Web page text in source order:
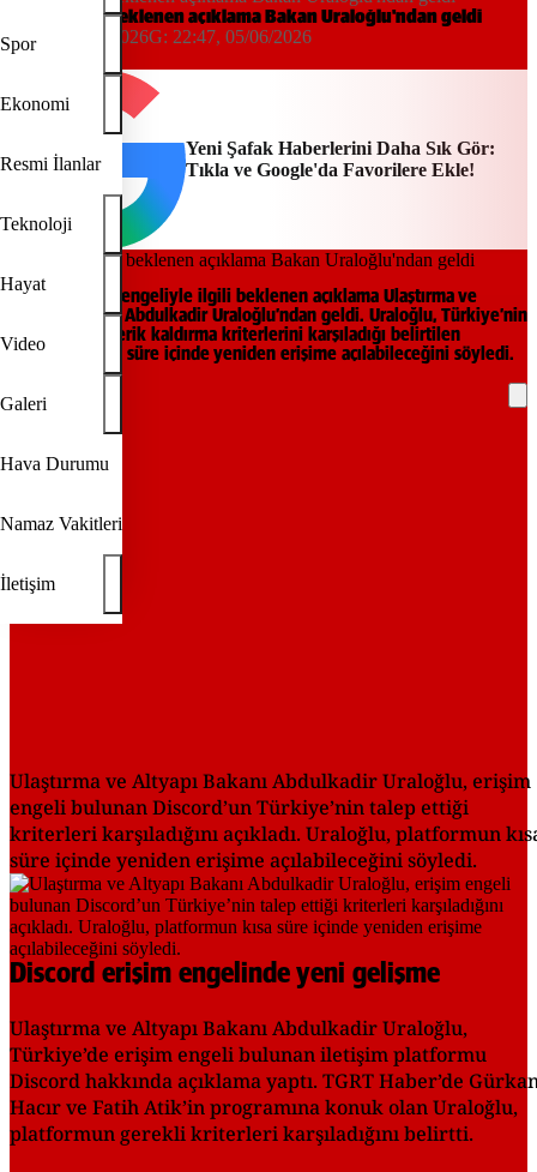
Spor
Ekonomi
Resmi İlanlar
Teknoloji
Hayat
Video
Galeri
Hava Durumu
Namaz Vakitleri
İletişim
Discord için beklenen açıklama Bakan Uraloğlu'ndan geldi
22:42, 05/06/2026G: 22:47, 05/06/2026
Yeni Şafak
Yeni Şafak Haberlerini Daha Sık Gör:
Tıkla ve Google'da Favorilere Ekle!
Discord erişim engeliyle ilgili beklenen açıklama Ulaştırma ve
Altyapı Bakanı Abdulkadir Uraloğlu’ndan geldi. Uraloğlu, Türkiye’nin
güvenlik ve içerik kaldırma kriterlerini karşıladığı belirtilen
Discord’un kısa süre içinde yeniden erişime açılabileceğini söyledi.
İşte detaylar.
Ulaştırma ve Altyapı Bakanı Abdulkadir Uraloğlu, erişim
engeli bulunan Discord’un Türkiye’nin talep ettiği
kriterleri karşıladığını açıkladı. Uraloğlu, platformun
süre içinde yeniden erişime açılabileceğini söyledi.
Discord erişim engelinde yeni gelişme
Ulaştırma ve Altyapı Bakanı Abdulkadir Uraloğlu,
Türkiye’de erişim engeli bulunan iletişim platformu
Discord hakkında açıklama yaptı. TGRT Haber’de
Hacır ve Fatih Atik’in programına konuk olan Uraloğlu,
platformun gerekli kriterleri karşıladığını belirtti.